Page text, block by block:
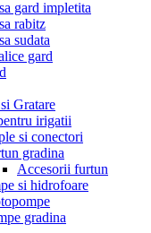
gard impletita
rabitz
sudata
gard
Gratare
irigatii
si conectori
gradina
Accesorii furtun
si hidrofoare
gradina